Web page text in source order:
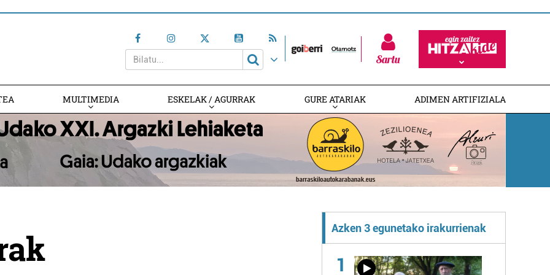
Sartu
MULTIMEDIA ESKELAK / AGURRAK GURE ATARIAK ADIMEN ARTIFIZIALA
Azken 3 egunetako irakurrienak
1